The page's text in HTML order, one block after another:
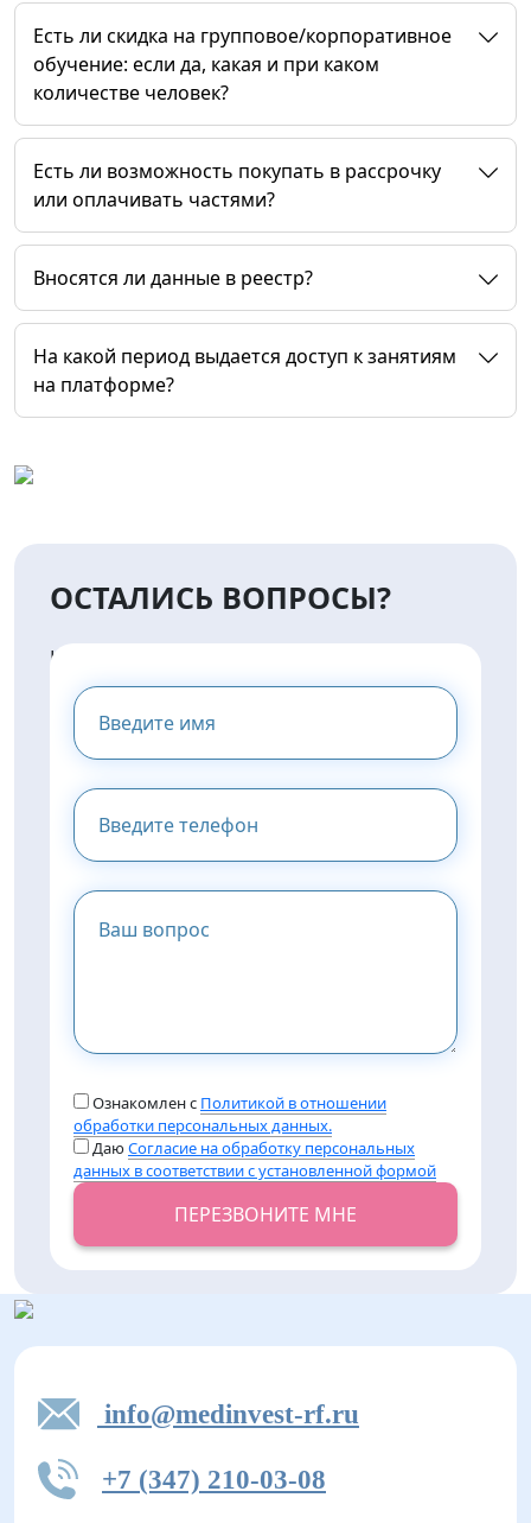
Есть ли скидка на групповое/корпоративное
обучение: если да, какая и при каком
количестве человек?
Есть ли возможность покупать в рассрочку
или оплачивать частями?
Вносятся ли данные в реестр?
На какой период выдается доступ к занятиям
на платформе?
ОСТАЛИСЬ ВОПРОСЫ?
НАПИШИТЕ НАМ И МЫ
ПРЕДОСТАВИМ ВАМ
КОНСУЛЬТАЦИЮ
Ознакомлен с Политикой в отношении
обработки персональных данных.
ДаюСогласие на обработку персональных
данных в соответствии с установленной формой
ПЕРЕЗВОНИТЕ МНЕ
info@medinvest-rf.ru
+7 (347) 210-03-08